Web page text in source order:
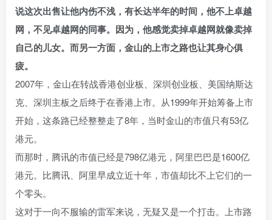
说这次出售让他内伤不浅，有长达半年的时间，他不上卓越
网，不见卓越网的同事。因为，他感觉卖掉卓越网就像卖掉
自己的儿女。而另一方面，金山的上市之路也让其身心俱
疲。
2007年，金山在转战香港创业板、深圳创业板、美国纳斯达
克、深圳主板之后终于在香港上市。从1999年开始筹备上市
开始，这条路已经整整走了8年，当时金山的市值只有53亿
港元。
而那时，腾讯的市值已经是798亿港元，阿里巴巴是1600亿
港元。比腾讯、阿里早成立近十年，市值却比不上它们的一
个零头。
这对于一向不服输的雷军来说，无疑又是一个打击。上市路